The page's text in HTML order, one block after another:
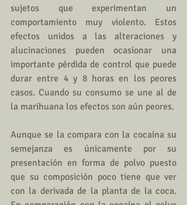
sujetos que experimentan un
comportamiento muy violento. Estos
efectos unidos a las alteraciones y
alucinaciones pueden ocasionar una
importante pérdida de control que puede
durar entre 4 y 8 horas en los peores
casos. Cuando su consumo se une al de
la marihuana los efectos son aún peores.
Aunque se la compara con la cocaína su
semejanza es únicamente por su
presentación en forma de polvo puesto
que su composición poco tiene que ver
con la derivada de la planta de la coca.